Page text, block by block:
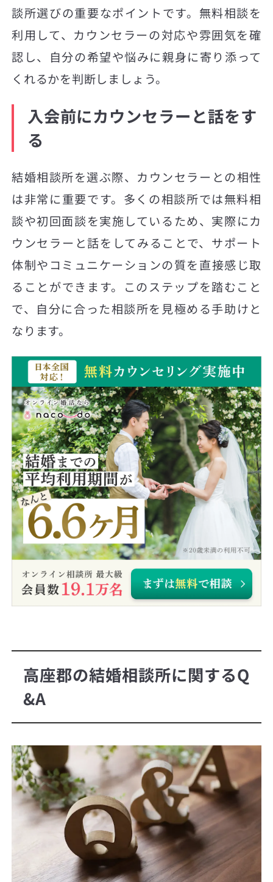
談所選びの重要なポイントです。無料相談を
利用して、カウンセラーの対応や雰囲気を確
認し、自分の希望や悩みに親身に寄り添って
くれるかを判断しましょう。
入会前にカウンセラーと話をす
る
結婚相談所を選ぶ際、カウンセラーとの相性
は非常に重要です。多くの相談所では無料相
談や初回面談を実施しているため、実際にカ
ウンセラーと話をしてみることで、サポート
体制やコミュニケーションの質を直接感じ取
ることができます。このステップを踏むこと
で、自分に合った相談所を見極める手助けと
なります。
高座郡の結婚相談所に関するQ
&A